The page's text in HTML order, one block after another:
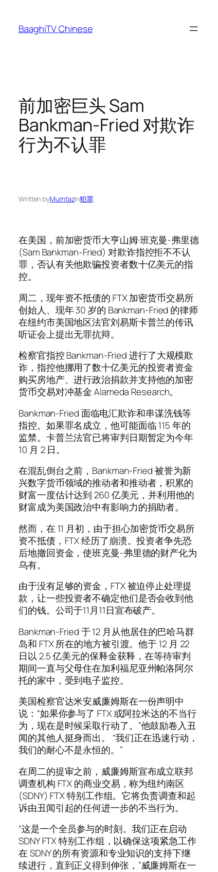
content
BaaghiTV Chinese
前加密巨头 Sam
Bankman-Fried 对欺诈
行为不认罪
Written byMumtazin犯罪
在美国，前加密货币大亨山姆·班克曼-弗里德
(Sam Bankman-Fried) 对欺诈指控拒不不认
罪，否认有关他欺骗投资者数十亿美元的指
控。
周二，现年资不抵债的 FTX 加密货币交易所
创始人、现年 30 岁的 Bankman-Fried 的律师
在纽约市美国地区法官刘易斯卡普兰的传讯
听证会上提出无罪抗辩。
检察官指控 Bankman-Fried 进行了大规模欺
诈，指控他挪用了数十亿美元的投资者资金
购买房地产、进行政治捐款并支持他的加密
货币交易对冲基金 Alameda Research。
Bankman-Fried 面临电汇欺诈和串谋洗钱等
指控。如果罪名成立，他可能面临 115 年的
监禁。卡普兰法官已将审判日期暂定为今年
10 月 2 日。
在混乱倒台之前，Bankman-Fried 被誉为新
兴数字货币领域的推动者和推动者，积累的
财富一度估计达到 260 亿美元，并利用他的
财富成为美国政治中有影响力的捐助者。
然而，在 11 月初，由于担心加密货币交易所
资不抵债，FTX 经历了崩溃。投资者争先恐
后地撤回资金，使班克曼-弗里德的财产化为
乌有。
由于没有足够的资金，FTX 被迫停止处理提
款，让一些投资者不确定他们是否会收到他
们的钱。公司于11月11日宣布破产。
Bankman-Fried 于 12 月从他居住的巴哈马群
岛和 FTX 所在的地方被引渡。他于 12 月 22
日以 2.5 亿美元的保释金获释，在等待审判
期间一直与父母住在加利福尼亚州帕洛阿尔
托的家中，受到电子监控。
美国检察官达米安威廉姆斯在一份声明中
说：“如果你参与了 FTX 或阿拉米达的不当行
为，现在是时候采取行动了。”他鼓励卷入丑
闻的其他人挺身而出。 “我们正在迅速行动，
我们的耐心不是永恒的。”
在周二的提审之前，威廉姆斯宣布成立联邦
调查机构 FTX 的商业交易，称为纽约南区
(SDNY) FTX 特别工作组。它将负责调查和起
诉由丑闻引起的任何进一步的不当行为。
“这是一个全员参与的时刻。我们正在启动
SDNY FTX 特别工作组，以确保这项紧急工作
在 SDNY 的所有资源和专业知识的支持下继
续进行，直到正义得到伸张，”威廉姆斯在一